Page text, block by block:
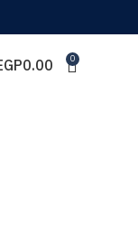
0
0.00